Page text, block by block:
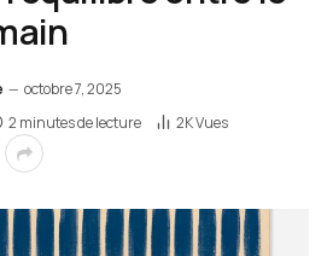
octobre 7, 2025
2 minutes de lecture 2KVues